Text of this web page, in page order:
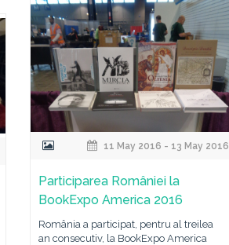
11 May 2016 - 13 May 2016
Participarea României la
BookExpo America 2016
România a participat, pentru al treilea
an consecutiv, la BookExpo America